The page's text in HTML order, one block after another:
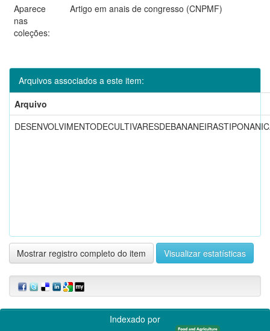
Aparece
nas
coleções:
Artigo em anais de congresso (CNPMF)
Arquivos associados a este item:
Arquivo
Mostrar registro completo do item Visualizar estatísticas
Indexado por